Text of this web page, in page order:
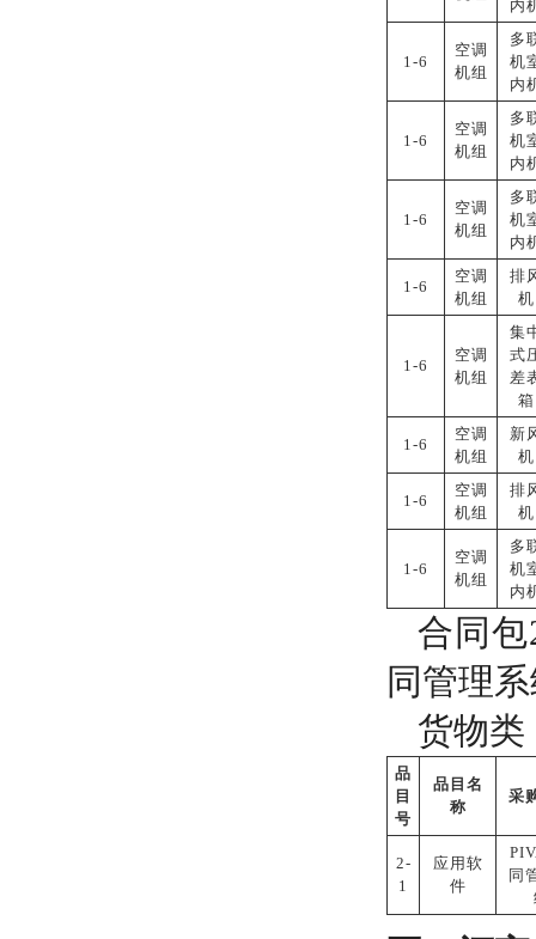
内
1-6
空调
机组
多
机
内
1-6
空调
机组
多
机
内
1-6
空调
机组
多
机
内
1-6
空调
机组
排
机
1-6
空调
机组
集
式
差
箱
1-6
空调
机组
新
机
1-6
空调
机组
排
机
1-6
空调
机组
多
机
内
合同包
同管理
货物类
品
目
号
品目名
称
采
2-
1
应用软
件
同